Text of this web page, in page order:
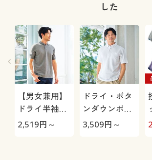
した
【男女兼用】
ドライ半袖ポ
ロシャツ/吸汗
2,519円～
ドライ・ボタ
ンダウンポロ
シャツ(半袖)/
3,509円～